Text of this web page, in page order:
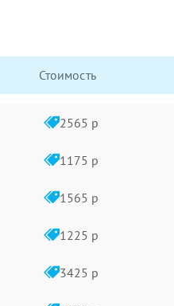
Стоимость
2565 р
1175 р
1565 р
1225 р
3425 р